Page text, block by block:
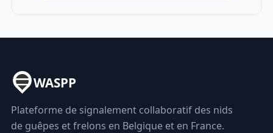
WASPP
Plateforme de signalement collaboratif des nids
de guêpes et frelons en Belgique et en France.